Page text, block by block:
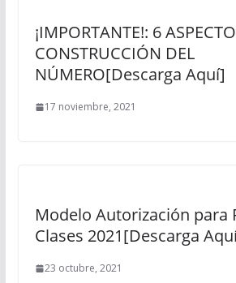
¡IMPORTANTE!: 6
CONSTRUCCIÓN DEL
NÚMERO[Descarga Aquí]
17 noviembre, 2021
Modelo Autorización para
Clases 2021[Descarga
23 octubre, 2021